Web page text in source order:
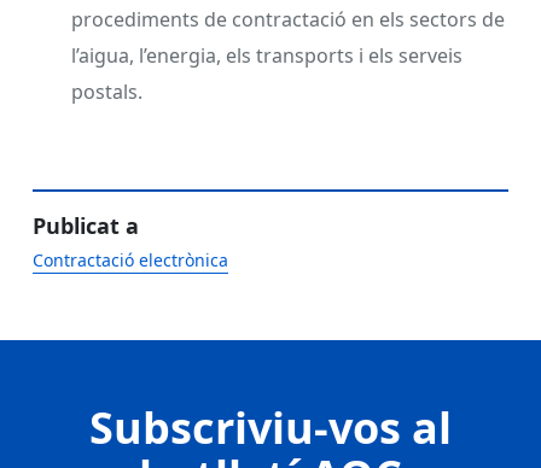
procediments de contractació en els sectors de
l’aigua, l’energia, els transports i els serveis
postals.
Publicat a
Contractació electrònica
Subscriviu-vos al